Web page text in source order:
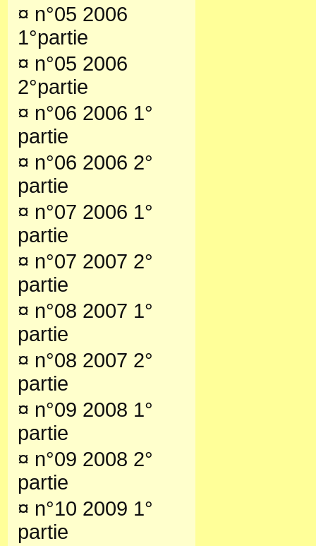
¤ n°05 2006
1°partie
¤ n°05 2006
2°partie
¤ n°06 2006 1°
partie
¤ n°06 2006 2°
partie
¤ n°07 2006 1°
partie
¤ n°07 2007 2°
partie
¤ n°08 2007 1°
partie
¤ n°08 2007 2°
partie
¤ n°09 2008 1°
partie
¤ n°09 2008 2°
partie
¤ n°10 2009 1°
partie